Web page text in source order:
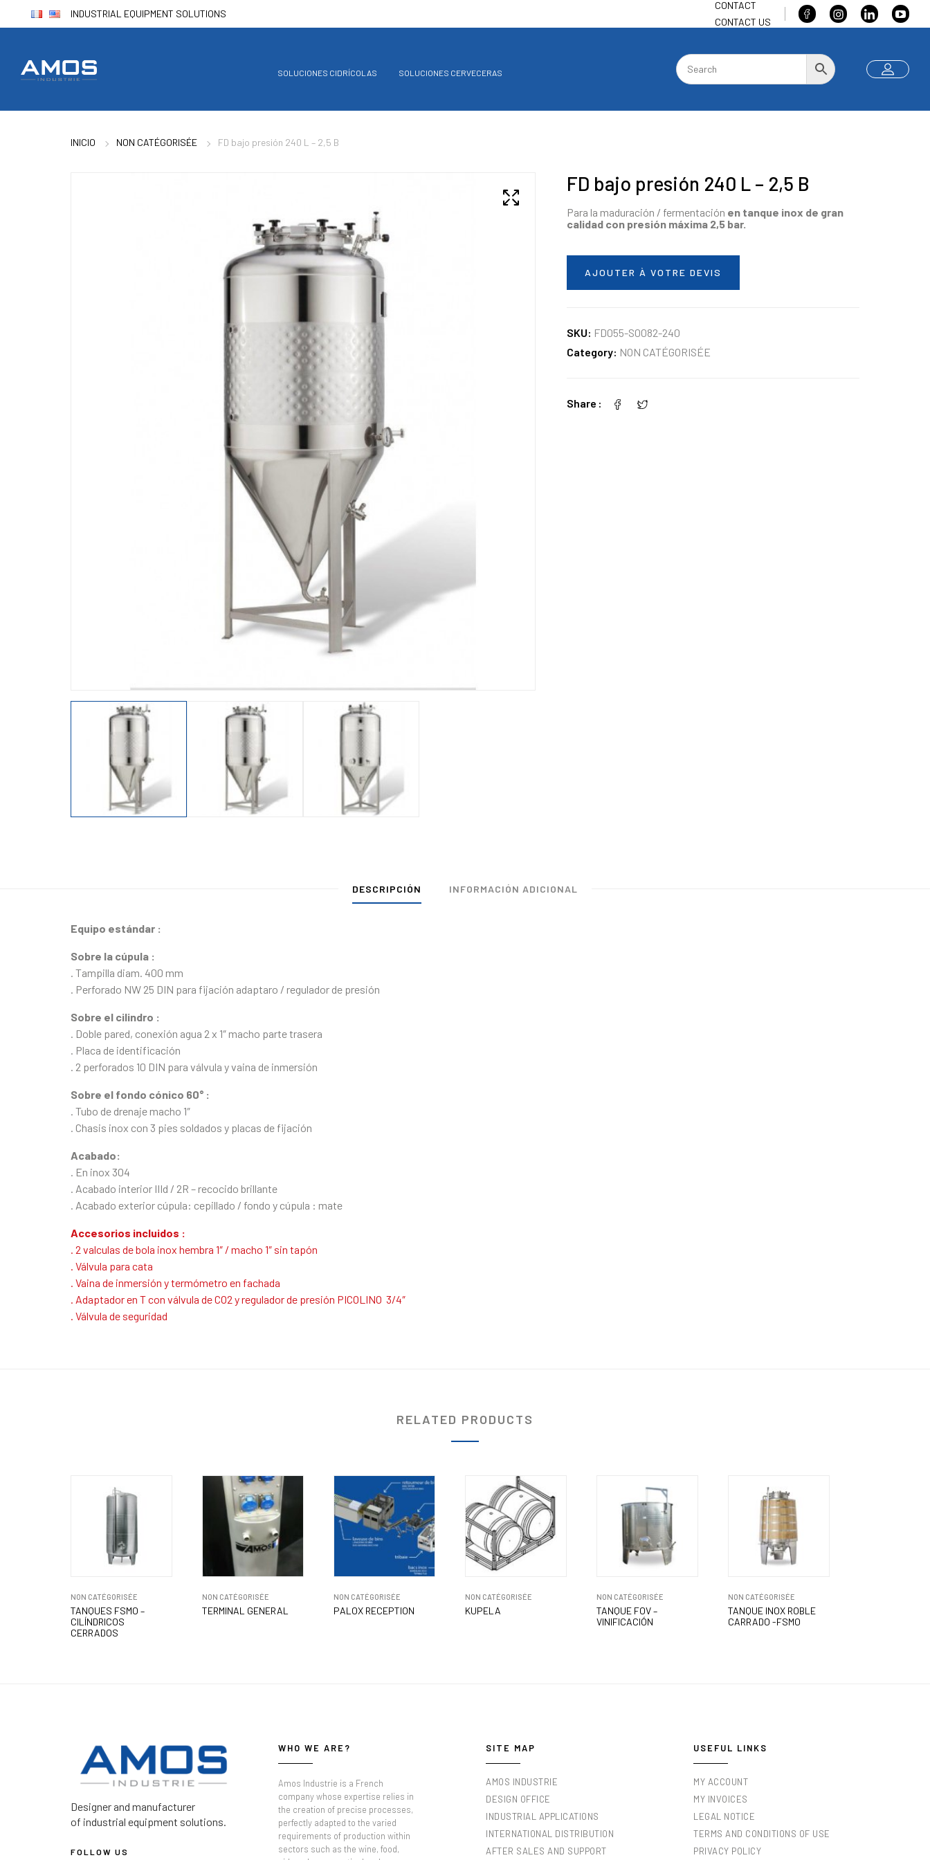
INDUSTRIAL EQUIPMENT SOLUTIONS
CONTACT
CONTACT US
SOLUCIONES CIDRÍCOLAS SOLUCIONES CERVECERAS
INICIO NON CATÉGORISÉE FD bajo presión 240 L – 2,5 B
FD bajo presión 240 L – 2,5 B
Para la maduración / fermentación en tanque inox de gran
calidad con presión máxima 2,5 bar.
AJOUTER À VOTRE DEVIS
SKU: FD055-S0082-240
Category: NON CATÉGORISÉE
Share
DESCRIPCIÓN INFORMACIÓN ADICIONAL
Equipo estándar :
Sobre la cúpula :
. Tampilla diam. 400 mm
. Perforado NW 25 DIN para fijación adaptaro / regulador de presión
Sobre el cilindro :
. Doble pared, conexión agua 2 x 1″ macho parte trasera
. Placa de identificación
. 2 perforados 10 DIN para válvula y vaina de inmersión
Sobre el fondo cónico 60° :
. Tubo de drenaje macho 1″
. Chasis inox con 3 pies soldados y placas de fijación
Acabado:
. En inox 304
. Acabado interior IIId / 2R – recocido brillante
. Acabado exterior cúpula: cepillado / fondo y cúpula : mate
Accesorios incluidos :
. 2 valculas de bola inox hembra 1″ / macho 1″ sin tapón
. Válvula para cata
. Vaina de inmersión y termómetro en fachada
. Adaptador en T con válvula de CO2 y regulador de presión PICOLINO 3/4″
. Válvula de seguridad
RELATED PRODUCTS
NON CATÉGORISÉE
TANQUES FSMO –
CILÍNDRICOS
CERRADOS
NON CATÉGORISÉE
TERMINAL GENERAL
NON CATÉGORISÉE
PALOX RECEPTION
NON CATÉGORISÉE
KUPELA
NON CATÉGORISÉE
TANQUE FOV –
VINIFICACIÓN
NON CATÉGORISÉE
TANQUE INOX ROBLE
CARRADO -FSMO
Designer and manufacturer
of industrial equipment solutions.
FOLLOW US
WHO WE ARE?
Amos Industrie is a French
company whose expertise relies in
the creation of precise processes,
perfectly adapted to the varied
requirements of production within
sectors such as the wine, food,
SITE MAP
AMOS INDUSTRIE
DESIGN OFFICE
INDUSTRIAL APPLICATIONS
INTERNATIONAL DISTRIBUTION
AFTER SALES AND SUPPORT
USEFUL LINKS
MY ACCOUNT
MY INVOICES
LEGAL NOTICE
TERMS AND CONDITIONS OF USE
PRIVACY POLICY